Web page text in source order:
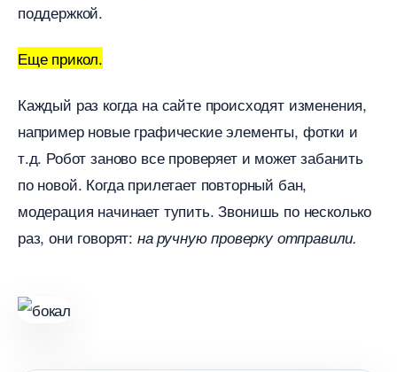
поддержкой.
Еще прикол.
Каждый раз когда на сайте происходят изменения,
например новые графические элементы, фотки и
т.д. Робот заново все проверяет и может забанить
по новой. Когда прилетает повторный бан,
модерация начинает тупить. Звонишь по несколько
раз, они говорят: на ручную проверку отправили.